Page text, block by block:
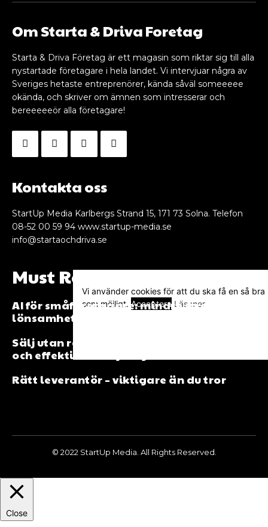
Om Starta & Driva Foretag
Starta & Driva Företag är ett magasin som riktar sig till alla
nystartade företagare i hela landet. Vi intervjuar några av
Sveriges hetaste entreprenörer, kända såväl someeeee
okända, och skriver om ämnen som intresserar och
bereeeeeör alla företagare!
Kontakta oss
StartUp Media Karlbergs Strand 15, 171 73 Solna. Telefon
08-52 00 59 94 www.startup-media.se
info@startaochdriva.se
Must Read
AI för småföretagare: mindre stress, mer
lönsamhet
Sälj utan rädsla – Michels väg till trygg
och effektiv försäljning
Rätt leverantör – viktigare än du tror
© 2022 StartUp Media. All Rights Reserved.
Vi använder cookies för att du ska få en så bra
som möjligt. Acceptera Läs mer
Close